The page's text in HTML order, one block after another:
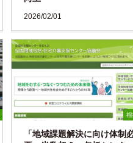
2026/02/01
「地域課題解決に向け体制